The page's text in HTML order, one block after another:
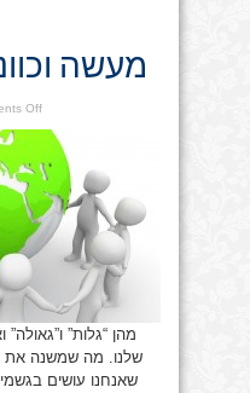
מעשה
Offon
וכוונה,
גלות
וגאולה
מהן “גלות”
שלנו. מה שמשנה את
שאנחנו עושים